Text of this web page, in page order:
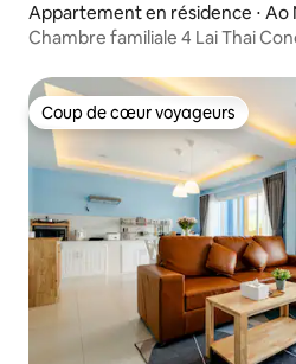
Appartement en résidence ⋅ Ao
Chambre familiale 4 Lai Thai
Coup de cœur voyageurs
Coup de cœur voyageurs